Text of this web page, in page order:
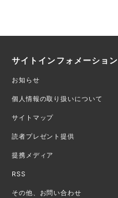
サイトインフォメーション
お知らせ
個人情報の取り扱いについて
サイトマップ
読者プレゼント提供
提携メディア
RSS
その他、お問い合わせ